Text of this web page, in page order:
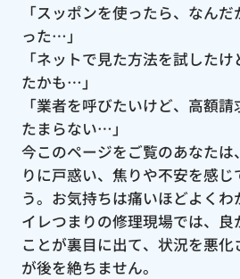
「スッポンを使ったら、なん
った…」
「ネットで見た方法を試した
たかも…」
「業者を呼びたいけど、高額
たまらない…」
今このページをご覧のあなたは
りに戸惑い、焦りや不安を感じ
う。お気持ちは痛いほどよく
イレつまりの修理現場では、
ことが裏目に出て、状況を悪
が後を絶ちません。